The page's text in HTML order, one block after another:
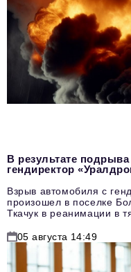
В результате
гендиректор
Взрыв автомобиля с
произошел в поселке
Ткачук в реанимации в
05 августа 14:49